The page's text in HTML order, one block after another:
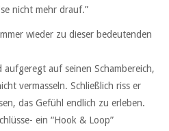
nicht mehr drauf.”
wieder zu dieser bedeutenden
auf seinen Schambereich,
vermasseln. Schließlich riss er
das Gefühl endlich zu erleben.
ein “Hook & Loop”